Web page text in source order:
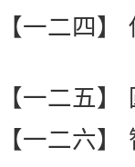
【一二四
【一二五
【一二六